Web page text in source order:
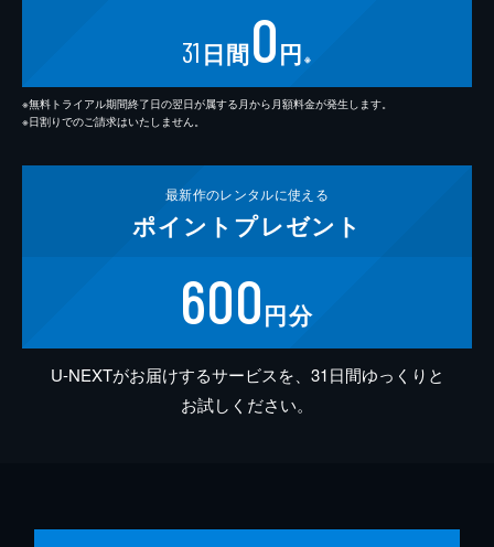
31 日間0円 ※
※無料トライアル期間終了日の翌日が属する月から月額料金が発生します。
※日割りでのご請求はいたしません。
最新作のレンタルに使える
ポイント プレゼント
600円分
U-NEXTがお届けするサービスを、31日間ゆっくりと
お試しください。